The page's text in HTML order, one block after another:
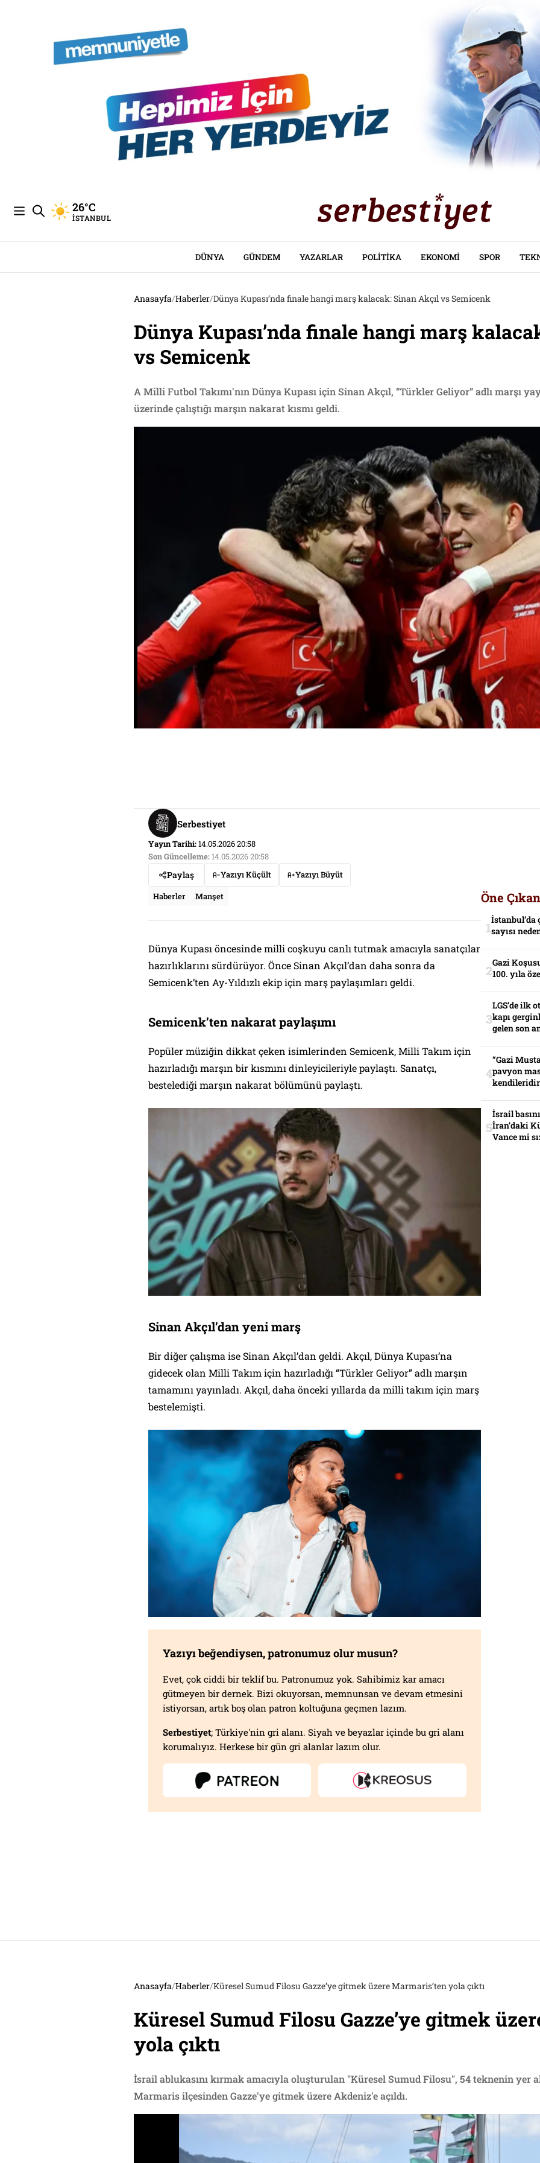
26°C
İSTANBUL
DÜNYA GÜNDEM YAZARLAR POLITIKA EKONOMI SPOR
Anasayfa/Haberler/Dünya Kupası’nda finale hangi marş kalacak: Sinan Akçıl vs Semicenk
Dünya Kupası’nda finale hangi marş
vs Semicenk
A Milli Futbol Takımı'nın Dünya Kupası için Sinan Akçıl, “Türkler Geliyor” adlı marşı
üzerinde çalıştığı marşın nakarat kısmı geldi.
Serbestiyet
Yayın Tarihi:14.05.2026 20:58
Son Güncelleme: 14.05.2026 20:58
Paylaş Yazıyı Küçült
Yazıyı Büyüt
Haberler
Manşet
Dünya Kupası öncesinde milli coşkuyu canlı tutmak amacıyla sanatçılar
hazırlıklarını sürdürüyor. Önce Sinan Akçıl’dan daha sonra da
Semicenk’ten Ay-Yıldızlı ekip için marş paylaşımları geldi.
Semicenk’ten nakarat paylaşımı
Popüler müziğin dikkat çeken isimlerinden Semicenk, Milli Takım için
hazırladığı marşın bir kısmını dinleyicileriyle paylaştı. Sanatçı,
bestelediği marşın nakarat bölümünü paylaştı.
Sinan Akçıl’dan yeni marş
Bir diğer çalışma ise Sinan Akçıl’dan geldi. Akçıl, Dünya Kupası’na
gidecek olan Milli Takım için hazırladığı “Türkler Geliyor” adlı marşın
tamamını yayınladı. Akçıl, daha önceki yıllarda da milli takım için marş
bestelemişti.
Yazıyı beğendiysen, patronumuz olur musun?
Evet, çok ciddi bir teklif bu. Patronumuz yok. Sahibimiz kar amacı
gütmeyen bir dernek. Bizi okuyorsan, memnunsan ve devam etmesini
istiyorsan, artık boş olan patron koltuğuna geçmen lazım.
Serbestiyet; Türkiye'nin gri alanı. Siyah ve beyazlar içinde bu gri alanı
korumalıyız. Herkese bir gün gri alanlar lazım olur.
Öne
sayısı
Gazi
100. yıla
LGS’de ilk
kapı
gelen son
“Gazi
pavyon
İsrail
İran’daki
Vance mi
Anasayfa/Haberler/Küresel Sumud Filosu Gazze’ye gitmek üzere Marmaris’ten yola çıktı
Küresel Sumud Filosu Gazze’ye gitmek
yola çıktı
İsrail ablukasını kırmak amacıyla oluşturulan "Küresel Sumud Filosu", 54 teknenin yer
Marmaris ilçesinden Gazze'ye gitmek üzere Akdeniz'e açıldı.